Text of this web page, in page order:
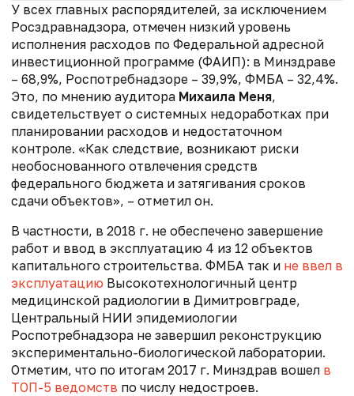
У всех главных распорядителей, за исключением
Росздравнадзора, отмечен низкий уровень
исполнения расходов по Федеральной адресной
инвестиционной программе (ФАИП): в Минздраве
– 68,9%, Роспотребнадзоре – 39,9%, ФМБА – 32,4%.
Это, по мнению аудитора Михаила Меня,
свидетельствует о системных недоработках при
планировании расходов и недостаточном
контроле. «Как следствие, возникают риски
необоснованного отвлечения средств
федерального бюджета и затягивания сроков
сдачи объектов», – отметил он.
В частности, в 2018 г. не обеспечено завершение
работ и ввод в эксплуатацию 4 из 12 объектов
капитального строительства. ФМБА так и не ввел в
эксплуатацию Высокотехнологичный центр
медицинской радиологии в Димитровграде,
Центральный НИИ эпидемиологии
Роспотребнадзора не завершил реконструкцию
экспериментально-биологической лаборатории.
Отметим, что по итогам 2017 г. Минздрав вошел в
ТОП-5 ведомств по числу недостроев.